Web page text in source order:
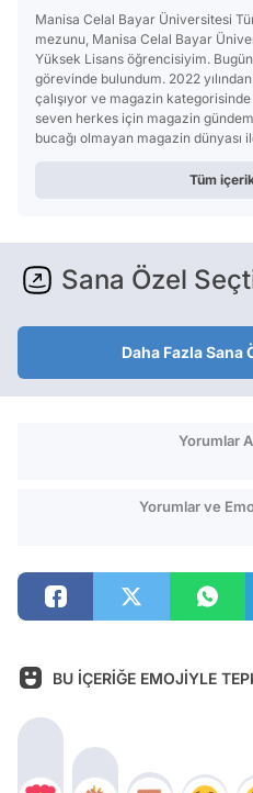
Manisa Celal Bayar Üniversitesi
mezunu, Manisa Celal Bayar
Yüksek Lisans öğrencisiyim.
görevinde bulundum. 2022
çalışıyor ve magazin
seven herkes için magazin
bucağı olmayan magazin dünyası
Tüm
Sana Özel
Daha Fazla Sana
Yorumlar
Yorumlar ve
BU İÇERİĞE EMOJİYLE